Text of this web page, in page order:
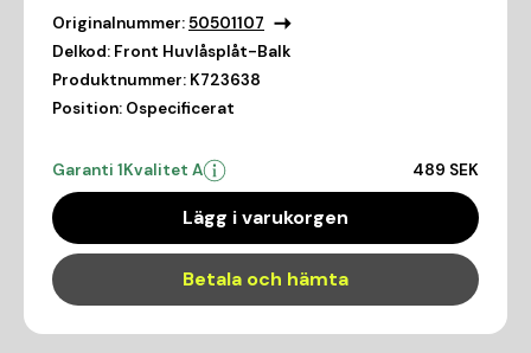
Originalnummer:50501107
Delkod: Front Huvlåsplåt-Balk
Produktnummer: K723638
Position: Ospecificerat
Garanti 1Kvalitet A 489 SEK
Lägg i varukorgen
Betala och hämta